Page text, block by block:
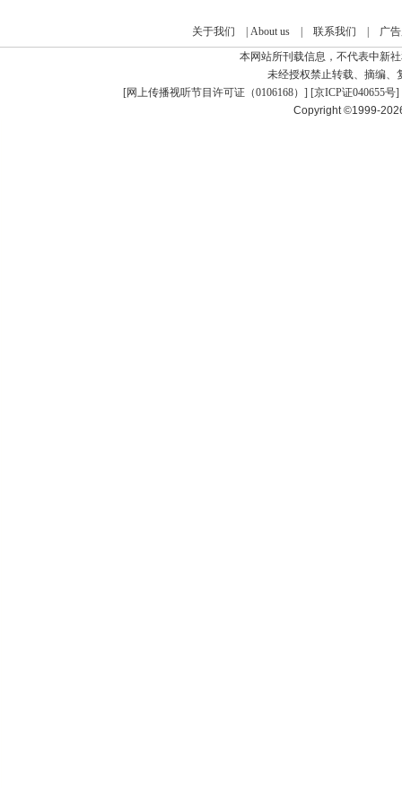
关于我们 About us| 联系我们
广
本网站所刊载信息，不代表中新
未经授权禁止转载、摘编、
[网上传播视听节目许可证（0106168） ] [京ICP证040655号]
Copyright ©1999-